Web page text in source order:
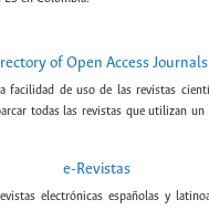
of Open Access Journals
facilidad de uso de las revistas
todas las revistas que utilizan
e-Revistas
electrónicas españolas y